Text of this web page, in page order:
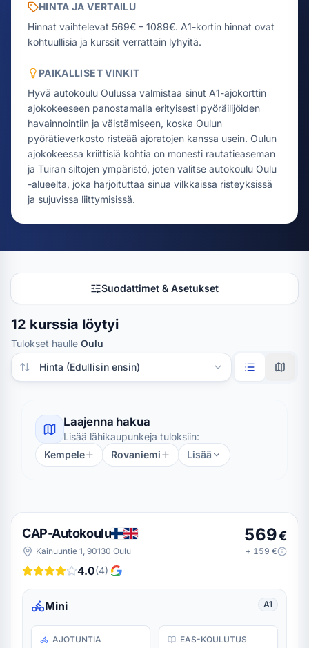
HINTA JA VERTAILU
Hinnat vaihtelevat 569€ – 1089€. A1-kortin hinnat ovat
kohtuullisia ja kurssit verrattain lyhyitä.
PAIKALLISET VINKIT
Hyvä autokoulu Oulussa valmistaa sinut A1-ajokorttin
ajokokeeseen panostamalla erityisesti pyöräilijöiden
havainnointiin ja väistämiseen, koska Oulun
pyörätieverkosto risteää ajoratojen kanssa usein. Oulun
ajokokeessa kriittisiä kohtia on monesti rautatieaseman
ja Tuiran siltojen ympäristö, joten valitse autokoulu Oulu
-alueelta, joka harjoituttaa sinua vilkkaissa risteyksissä
ja sujuvissa liittymisissä.
Suodattimet & Asetukset
12 kurssia löytyi
Tulokset haulle Oulu
Järjestä tulokset
Laajenna hakua
Lisää lähikaupunkeja tuloksiin:
Kempele
Rovaniemi Lisää
CAP-Autokoulu
Kainuuntie 1, 90130 Oulu
4.0(4)
569€
+ 159 €
Mini A1
AJOTUNTIA EAS-KOULUTUS